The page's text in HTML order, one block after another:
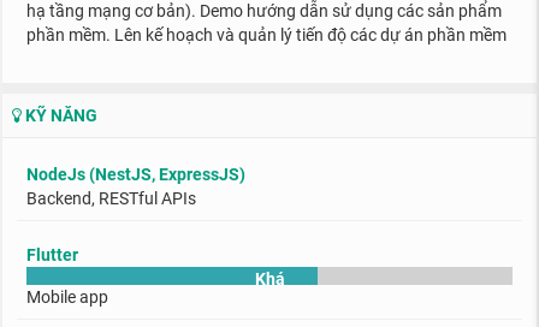
hạ tầng mạng cơ bản). Demo hướng dẫn sử dụng các sản phẩm
phần mềm. Lên kế hoạch và quản lý tiến độ các dự án phần mềm
KỸ NĂNG
NodeJs (NestJS, ExpressJS)
Backend, RESTful APIs
Flutter
Khá
Mobile app